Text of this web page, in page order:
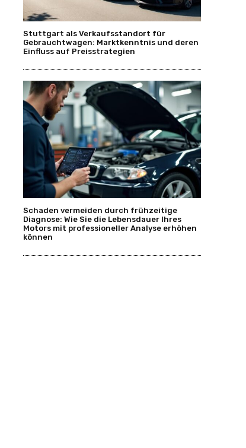
Stuttgart als Verkaufsstandort für
Gebrauchtwagen: Marktkenntnis und deren
Einfluss auf Preisstrategien
Schaden vermeiden durch frühzeitige
Diagnose: Wie Sie die Lebensdauer Ihres
Motors mit professioneller Analyse erhöhen
können